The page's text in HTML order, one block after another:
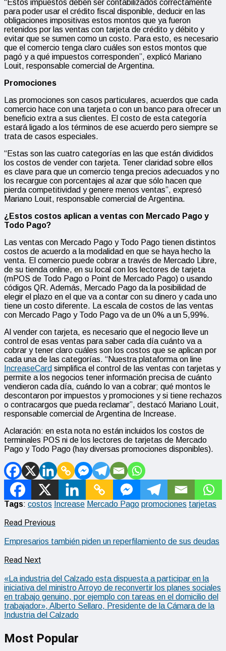
“Estos impuestos deben ser contabilizados correctamente
para poder usar el crédito fiscal disponible, deducir en las
obligaciones impositivas estos montos que ya fueron
retenidos por las ventas con tarjeta de crédito y débito y
evitar que se sumen como un costo. Para esto, es necesario
que el comercio tenga claro cuáles son estos montos que
pagó y a qué impuestos corresponden”, explicó Mariano
Louit, responsable comercial de Argentina.
Promociones
Las promociones son casos particulares, acuerdos que cada
comercio hace con una tarjeta o con un banco para ofrecer un
beneficio extra a sus clientes. El costo de esta categoría
estará ligado a los términos de ese acuerdo pero siempre se
trata de casos especiales.
“Estas son las cuatro categorías en las que están divididos
los costos de vender con tarjeta. Tener claridad sobre ellos
es clave para que un comercio tenga precios adecuados y no
los recargue con porcentajes al azar que sólo hacen que
pierda competitividad y genere menos ventas”, expresó
Mariano Louit, responsable comercial de Argentina.
¿Estos costos aplican a ventas con Mercado Pago y
Todo Pago?
Las ventas con Mercado Pago y Todo Pago tienen distintos
costos de acuerdo a la modalidad en que se haya hecho la
venta. El comercio puede cobrar a través de Mercado Libre,
de su tienda online, en su local con los lectores de tarjeta
(mPOS de Todo Pago o Point de Mercado Pago) o usando
códigos QR. Además, Mercado Pago da la posibilidad de
elegir el plazo en el que va a contar con su dinero y cada uno
tiene un costo diferente. La escala de costos de las ventas
con Mercado Pago y Todo Pago va de un 0% a un 5,99%.
Al vender con tarjeta, es necesario que el negocio lleve un
control de esas ventas para saber cada día cuánto va a
cobrar y tener claro cuáles son los costos que se aplican por
cada una de las categorías. “Nuestra plataforma on line
IncreaseCard simplifica el control de las ventas con tarjetas y
permite a los negocios tener información precisa de cuánto
vendieron cada día, cuándo lo van a cobrar; qué montos le
descontaron por impuestos y promociones y si tiene rechazos
o contracargos que pueda reclamar”, destacó Mariano Louit,
responsable comercial de Argentina de Increase.
Aclaración: en esta nota no están incluidos los costos de
terminales POS ni de los lectores de tarjetas de Mercado
Pago y Todo Pago (hay diversas promociones disponibles).
Tags: costos Increase Mercado Pago promociones tarjetas
Read Previous
Empresarios también piden un reperfilamiento de sus deudas
Read Next
«La industria del Calzado esta dispuesta a participar en la
iniciativa del ministro Arroyo de reconvertir los planes sociales
en trabajo genuino, por ejemplo con tareas en el domicilio del
trabajador», Alberto Sellaro, Presidente de la Cámara de la
Industria del Calzado
Most Popular